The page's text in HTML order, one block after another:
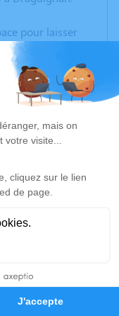
Hommages
pour laisser
souvenirs, une
des
un lieu
de Denise
est